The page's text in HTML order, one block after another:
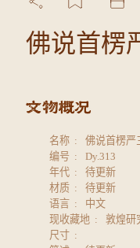
佛说首楞
名称
佛说首楞严
编号
Dy.313
年代
待更新
材质
待更新
语言
中文
现收藏地
敦煌研
尺寸